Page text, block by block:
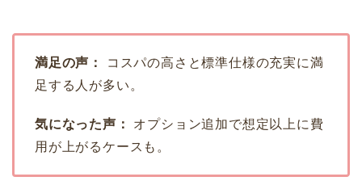
満足の声：
コスパの高さと標準仕様の充実に満
足する人が多い。
気になった声：
オプション追加で想定以上に費
用が上がるケースも。